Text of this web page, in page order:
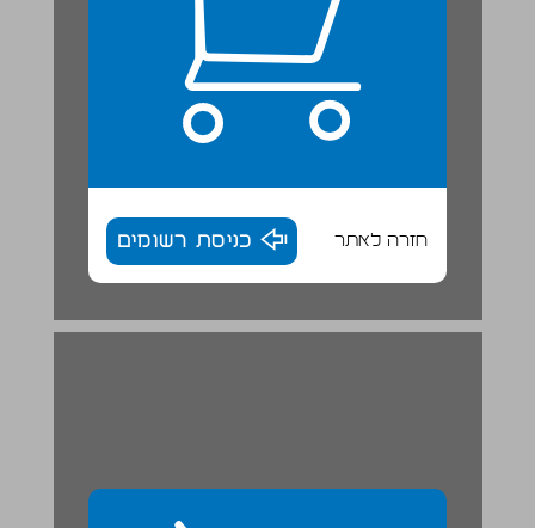
חזרה לאתר כניסת רשומים